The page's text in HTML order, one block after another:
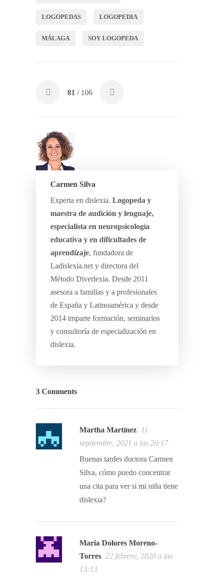
LOGOPEDAS LOGOPEDIA
MÁLAGA SOY LOGOPEDA
81 / 106
Carmen Silva
Experta en dislexia. Logopeda y
maestra de audición y lenguaje,
especialista en neuropsicología
educativa y en dificultades de
aprendizaje, fundadora de
Ladislexia.net y directora del
Método Diverlexia. Desde 2011
asesora a familias y a profesionales
de España y Latinoamérica y desde
2014 imparte formación, seminarios
y consultoría de especialización en
dislexia.
3 Comments
Martha Martínez
11
septiembre, 2021 a las 20:17
Buenas tardes doctora Carmen
Silva, cómo puedo concentrar
una cita para ver si mi niña tiene
dislexia?
Maria Dolores Moreno-
Torres 22 febrero, 2020 a las
13:13